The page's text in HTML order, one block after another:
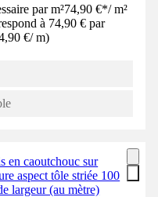
par m²74,90 €*/ m²
à 74,90 € par
€/ m)
en caoutchouc sur
aspect tôle striée 100
largeur (au mètre)